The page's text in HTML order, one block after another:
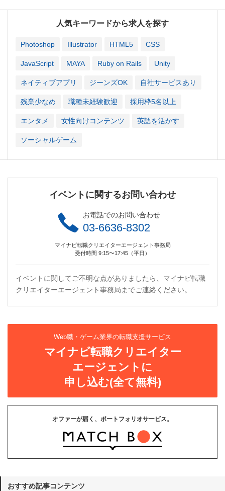
人気キーワードから求人を探す
Photoshop Illustrator HTML5 CSS
JavaScript MAYA Ruby on Rails Unity
ネイティブアプリ ジーンズOK 自社サービスあり
残業少なめ 職種未経験歓迎 採用枠5名以上
エンタメ 女性向けコンテンツ 英語を活かす
ソーシャルゲーム
イベントに関するお問い合わせ
お電話でのお問い合わせ
03-6636-8302
マイナビ転職クリエイターエージェント事務局
受付時間 9:15〜17:45（平日）
イベントに関してご不明な点がありましたら、マイナビ転職
クリエイターエージェント事務局までご連絡ください。
Web職・ゲーム業界の転職支援サービス
マイナビ転職クリエイター
エージェントに
申し込む(全て無料)
オファーが届く、ポートフォリオサービス。
おすすめ記事コンテンツ